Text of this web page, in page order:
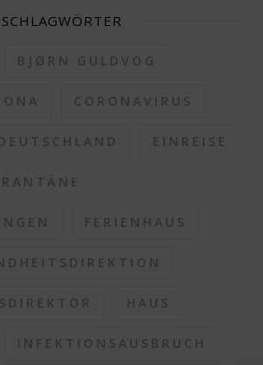
SCHLAGWÖRTER
BJØRN GULDVOG
CORONAVIRUS
EINREISE
FERIENHAUS
HAUS
INFEKTIONSAUSBRUCH